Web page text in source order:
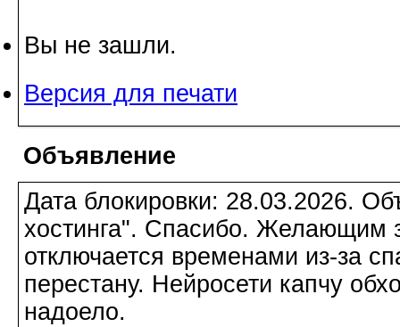
Вы не зашли.
Версия для печати
Объявление
Дата блокировки: 28.03.2026.
хостинга". Спасибо. Желающим
отключается временами из-за
перестану. Нейросети капчу
надоело.